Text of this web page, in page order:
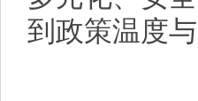
到政策温度与